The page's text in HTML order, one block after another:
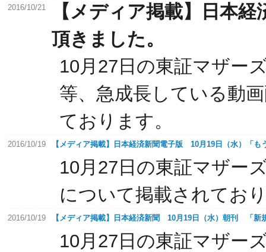
2016/10/21
【メディア掲載】日本
頂きました。
10月27日の東証マザー
等、急成長している動
ております。
2016/10/19 【メディア掲載】日本経済新聞電子版 10月19日（水）「
10月27日の東証マザー
について掲載されてお
2016/10/19 【メディア掲載】日本経済新聞 10月19日（水）朝刊 「新
10月27日の東証マザー